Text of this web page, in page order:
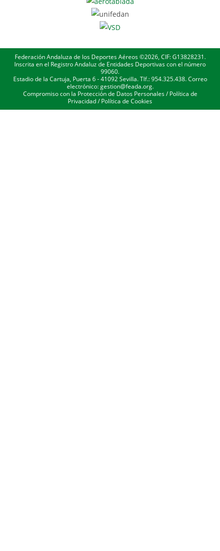
Federación Andaluza de los Deportes Aéreos ©2026, CIF: G13828231.
Inscrita en el Registro Andaluz de Entidades Deportivas con el número
99060.
Estadio de la Cartuja, Puerta 6 - 41092 Sevilla. Tlf.: 954.325.438. Correo
electrónico: gestion@feada.org.
Compromiso con la Protección de Datos Personales/Política de
Privacidad/Política de Cookies